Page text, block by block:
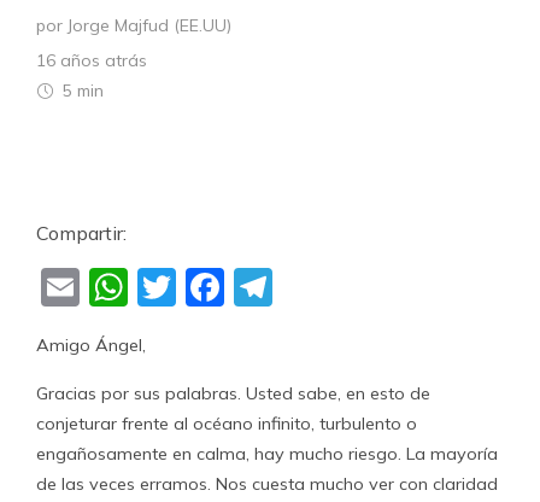
por Jorge Majfud (EE.UU)
16 años atrás
5 min
Compartir:
EmailWhatsApp
TwitterFacebook
Amigo Ángel,
Gracias por sus palabras. Usted sabe, en esto de
conjeturar frente al océano infinito, turbulento o
engañosamente en calma, hay mucho riesgo. La mayoría
de las veces erramos. Nos cuesta mucho ver con claridad